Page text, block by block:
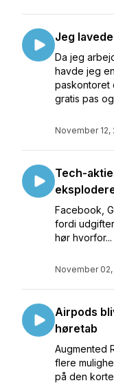
Jeg
Da jeg
havde jeg
paskontoret
gratis pas
November 12,
Tech-
Facebook,
fordi
hør hvorfor...
November
Airpods
høretab
Augmented
flere
på den